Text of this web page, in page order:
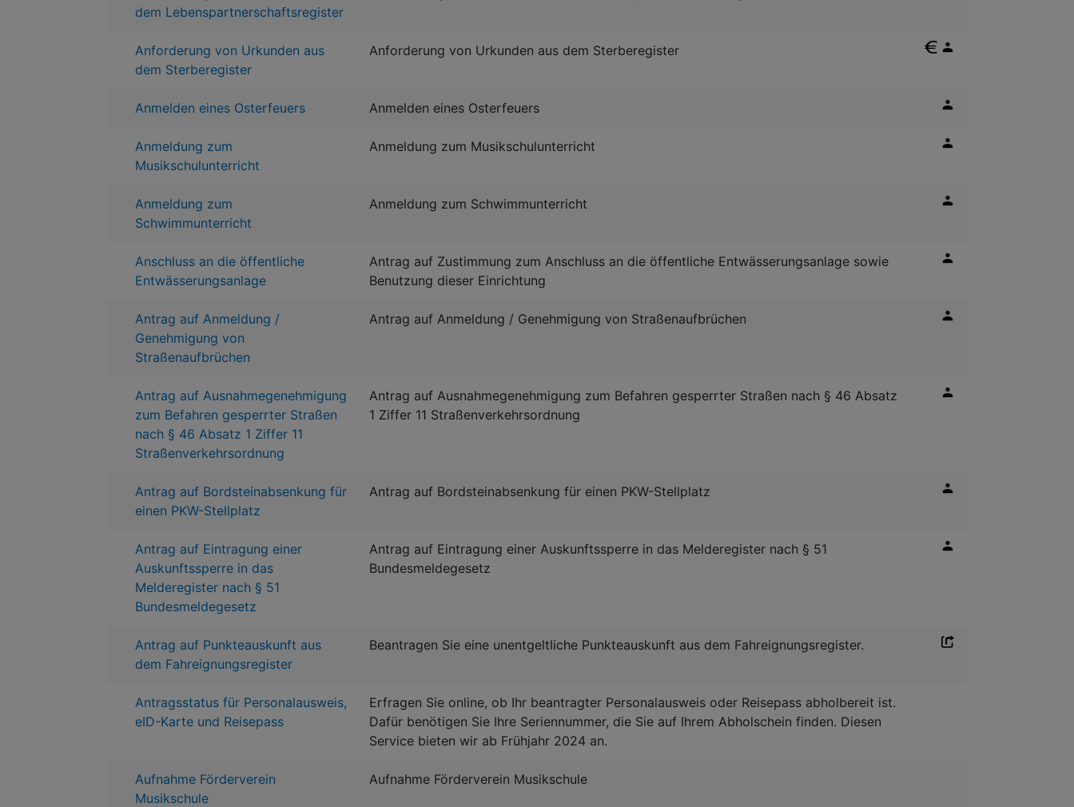
dem Lebenspartnerschaftsregister
Anforderung von Urkunden aus
dem Sterberegister
Anforderung von Urkunden aus dem Sterberegister
Anmelden eines Osterfeuers Anmelden eines Osterfeuers
Anmeldung zum
Musikschulunterricht
Anmeldung zum Musikschulunterricht
Anmeldung zum
Schwimmunterricht
Anmeldung zum Schwimmunterricht
Anschluss an die öffentliche
Entwässerungsanlage
Antrag auf Zustimmung zum Anschluss an die öffentliche Entwässerungsanlage sowie
Benutzung dieser Einrichtung
Antrag auf Anmeldung /
Genehmigung von
Straßenaufbrüchen
Antrag auf Anmeldung / Genehmigung von Straßenaufbrüchen
Antrag auf Ausnahmegenehmigung
zum Befahren gesperrter Straßen
nach § 46 Absatz 1 Ziffer 11
Straßenverkehrsordnung
Antrag auf Ausnahmegenehmigung zum Befahren gesperrter Straßen nach § 46 Absatz
1 Ziffer 11 Straßenverkehrsordnung
Antrag auf Bordsteinabsenkung für
einen PKW-Stellplatz
Antrag auf Bordsteinabsenkung für einen PKW-Stellplatz
Antrag auf Eintragung einer
Auskunftssperre in das
Melderegister nach § 51
Bundesmeldegesetz
Antrag auf Eintragung einer Auskunftssperre in das Melderegister nach § 51
Bundesmeldegesetz
Antrag auf Punkteauskunft aus
dem Fahreignungsregister
Beantragen Sie eine unentgeltliche Punkteauskunft aus dem Fahreignungsregister.
Antragsstatus für Personalausweis,
eID-Karte und Reisepass
Erfragen Sie online, ob Ihr beantragter Personalausweis oder Reisepass abholbereit ist.
Dafür benötigen Sie Ihre Seriennummer, die Sie auf Ihrem Abholschein finden. Diesen
Service bieten wir ab Frühjahr 2024 an.
Aufnahme Förderverein
Musikschule
Aufnahme Förderverein Musikschule